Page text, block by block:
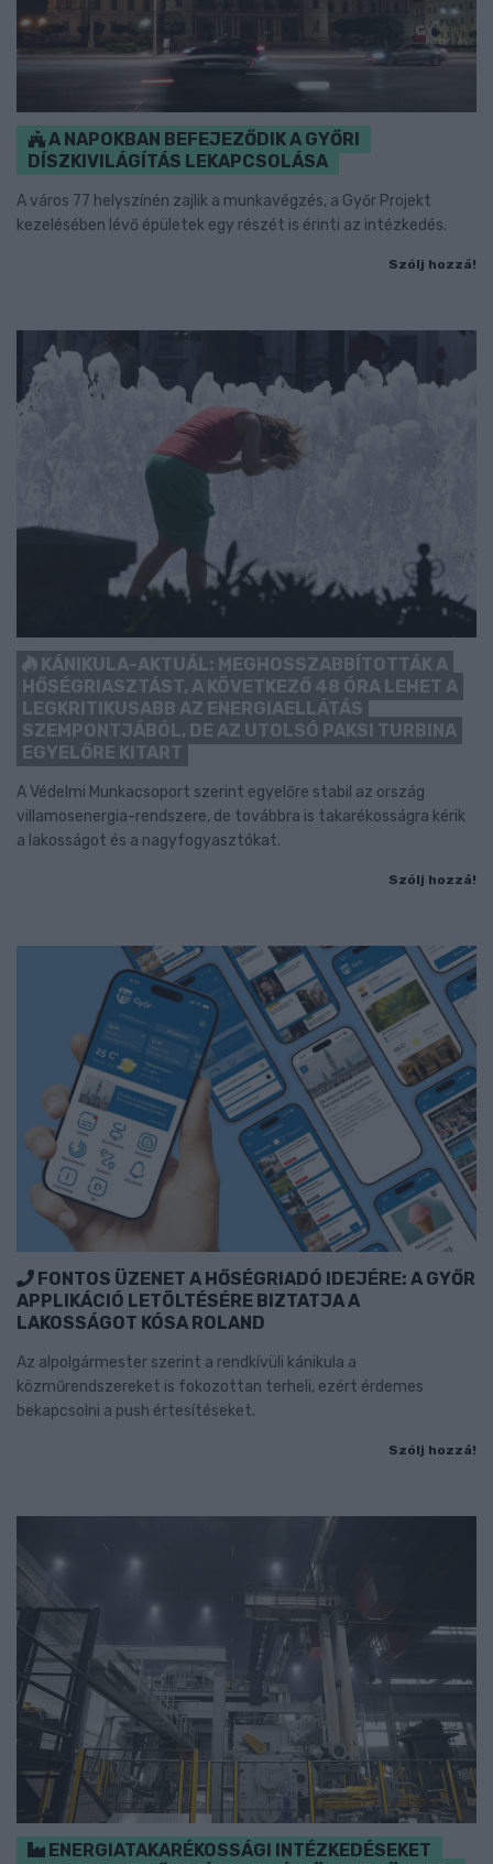
A NAPOKBAN BEFEJEZŐDIK A GYŐRI
DÍSZKIVILÁGÍTÁS LEKAPCSOLÁSA
A város 77 helyszínén zajlik a munkavégzés, a Győr Projekt
kezelésében lévő épületek egy részét is érinti az intézkedés.
Szólj hozzá!
KÁNIKULA-AKTUÁL: MEGHOSSZABBÍTOTTÁK A
HŐSÉGRIASZTÁST, A KÖVETKEZŐ 48 ÓRA LEHET A
LEGKRITIKUSABB AZ ENERGIAELLÁTÁS
SZEMPONTJÁBÓL, DE AZ UTOLSÓ PAKSI TURBINA
EGYELŐRE KITART
A Védelmi Munkacsoport szerint egyelőre stabil az ország
villamosenergia-rendszere, de továbbra is takarékosságra kérik
a lakosságot és a nagyfogyasztókat.
Szólj hozzá!
FONTOS ÜZENET A HŐSÉGRIADÓ IDEJÉRE: A GYŐR
APPLIKÁCIÓ LETÖLTÉSÉRE BIZTATJA A
LAKOSSÁGOT KÓSA ROLAND
Az alpolgármester szerint a rendkívüli kánikula a
közműrendszereket is fokozottan terheli, ezért érdemes
bekapcsolni a push értesítéseket.
Szólj hozzá!
ENERGIATAKARÉKOSSÁGI INTÉZKEDÉSEKET